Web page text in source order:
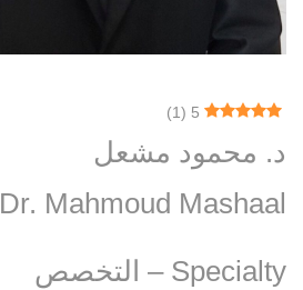
5
(
1
)
د. محمود مشعل
Dr. Mahmoud Mashaal
Specialty – التخصص